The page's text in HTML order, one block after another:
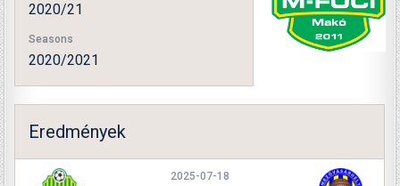
2020/21
Seasons
2020/2021
Eredmények
2025-07-18